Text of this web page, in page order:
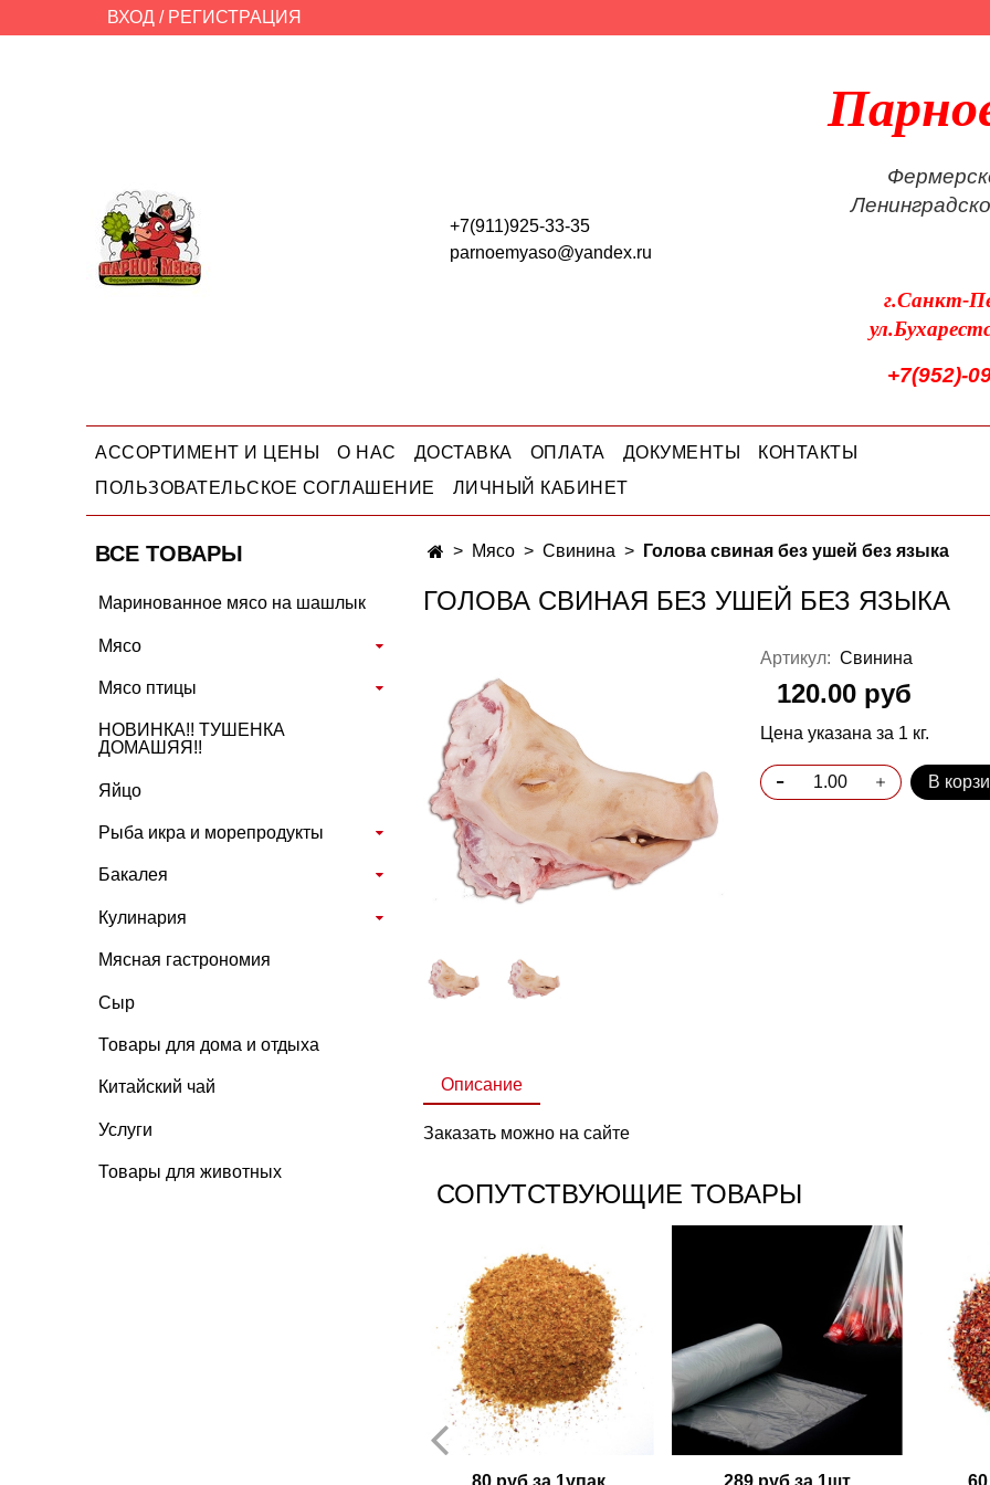
ВХОД / РЕГИСТРАЦИЯ
+7(911)925-33-35
parnoemyaso@yandex.ru
г.Санкт-
+7(952)-
АССОРТИМЕНТ И ЦЕНЫ О НАС ДОСТАВКА ОПЛАТА ДОКУМЕНТЫ
КОНТАКТЫ
ПОЛЬЗОВАТЕЛЬСКОЕ СОГЛАШЕНИЕ
ЛИЧНЫЙ КАБИНЕТ
Мясо Свинина Голова свиная без ушей без языка
ГОЛОВА СВИНАЯ БЕЗ УШЕЙ БЕЗ ЯЗЫКА
Артикул: Свинина
120.00 руб
Цена указана за 1 кг.
В
Описание
Заказать можно на сайте
СОПУТСТВУЮЩИЕ ТОВАРЫ
ВСЕ ТОВАРЫ
Маринованное мясо на шашлык
Мясо
Мясо птицы
НОВИНКА!! ТУШЕНКА
ДОМАШЯЯ!!
Яйцо
Рыба икра и морепродукты
Бакалея
Кулинария
Мясная гастрономия
Сыр
Товары для дома и отдыха
Китайский чай
Услуги
Товары для животных